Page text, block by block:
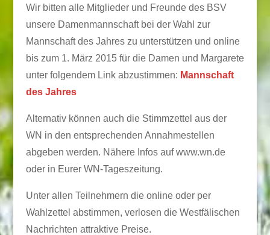
Wir bitten alle Mitglieder und Freunde des BSV
unsere Damenmannschaft bei der Wahl zur
Mannschaft des Jahres zu unterstützen und online
bis zum 1. März 2015 für die Damen und Margarete
unter folgendem Link abzustimmen: Mannschaft
des Jahres
Alternativ können auch die Stimmzettel aus der
WN in den entsprechenden Annahmestellen
abgeben werden. Nähere Infos auf www.wn.de
oder in Eurer WN-Tageszeitung.
Unter allen Teilnehmern die online oder per
Wahlzettel abstimmen, verlosen die Westfälischen
Nachrichten attraktive Preise.